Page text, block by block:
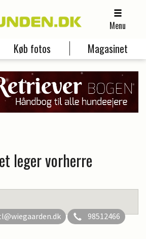
Menu
Køb fotos Magasinet
leger vorherre
98512466